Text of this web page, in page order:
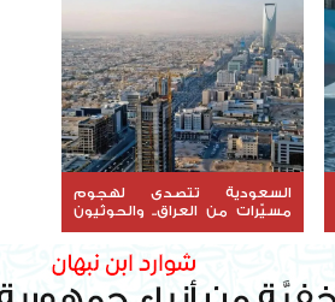
السعودية تتصدى لهجوم
مسيّرات من العراق.. والحوثيون
يسارعون لتبني العملية